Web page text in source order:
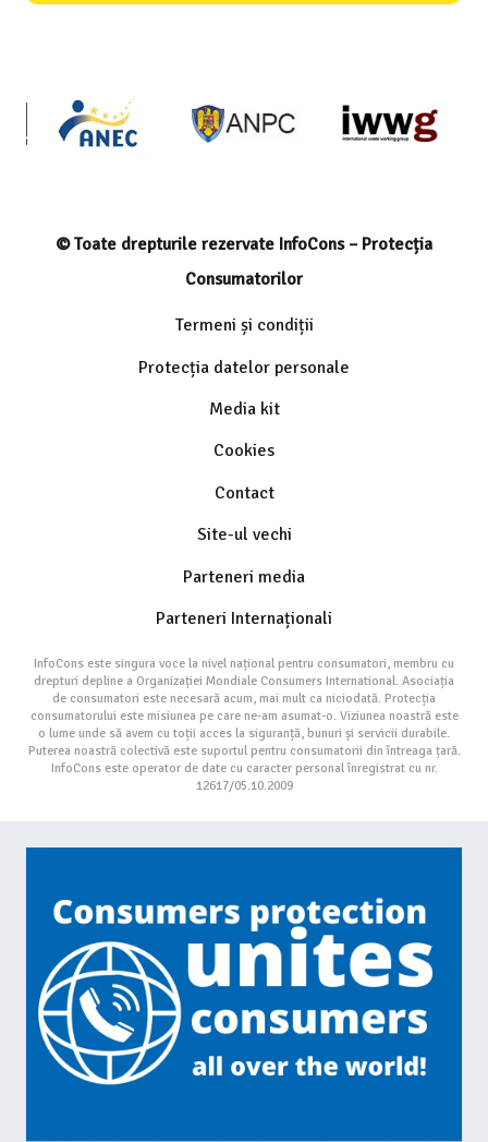
© Toate drepturile rezervate InfoCons – Protecția
Consumatorilor
Termeni și condiții
Protecția datelor personale
Media kit
Cookies
Contact
Site-ul vechi
Parteneri media
Parteneri Internaționali
InfoCons este singura voce la nivel național pentru consumatori, membru cu
drepturi depline a Organizației Mondiale Consumers International. Asociația
de consumatori este necesară acum, mai mult ca niciodată. Protecția
consumatorului este misiunea pe care ne-am asumat-o. Viziunea noastră este
o lume unde să avem cu toții acces la siguranță, bunuri și servicii durabile.
Puterea noastră colectivă este suportul pentru consumatorii din întreaga țară.
InfoCons este operator de date cu caracter personal înregistrat cu nr.
12617/05.10.2009